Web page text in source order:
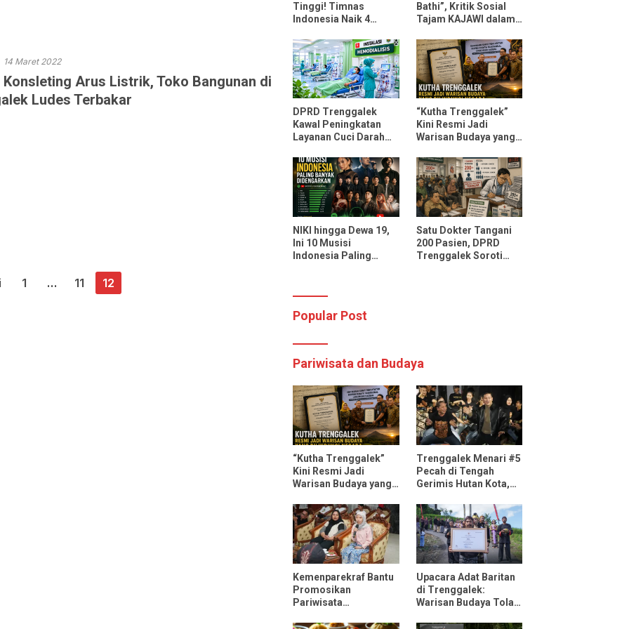
14 Maret 2022
Konsleting Arus Listrik, Toko Bangunan di
Ludes Terbakar
1 … 11 12
Tinggi! Timnas
Indonesia Naik 4
Kalahkan Oman dan
Mozambik
Bathi”, Kritik Sosial
Tajam KAJAWI dalam
Durmagati
DPRD Trenggalek
Kawal Peningkatan
Layanan Cuci Darah
Kapasitas Ditarget
Layani 30 Pasien
Sekali Pelayanan
“Kutha Trenggalek”
Kini Resmi Jadi
Warisan Budaya yang
NIKI hingga Dewa 19,
Ini 10 Musisi
Indonesia Paling
YouTube Music
Satu Dokter Tangani
200 Pasien, DPRD
Trenggalek Soroti
Popular Post
Pariwisata dan Budaya
“Kutha Trenggalek”
Kini Resmi Jadi
Warisan Budaya yang
Trenggalek Menari #5
Pecah di Tengah
Gerimis Hutan Kota,
Ngrembaka dan
Nyawiji
Kemenparekraf Bantu
Promosikan
Pariwisata
Upacara Adat Baritan
di Trenggalek:
Warisan Budaya Tolak